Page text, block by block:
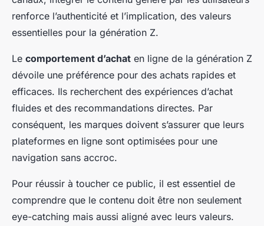
renforce l’authenticité et l’implication, des valeurs
essentielles pour la génération Z.
Le comportement d’achat en ligne de la génération Z
dévoile une préférence pour des achats rapides et
efficaces. Ils recherchent des expériences d’achat
fluides et des recommandations directes. Par
conséquent, les marques doivent s’assurer que leurs
plateformes en ligne sont optimisées pour une
navigation sans accroc.
Pour réussir à toucher ce public, il est essentiel de
comprendre que le contenu doit être non seulement
eye-catching mais aussi aligné avec leurs valeurs.